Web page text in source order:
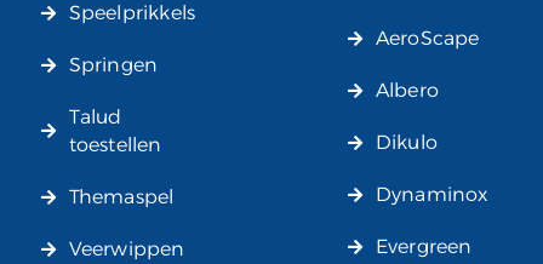
Speelprikkels
Springen
Talud
toestellen
Themaspel
Veerwippen
AeroScape
Albero
Dikulo
Dynaminox
Evergreen